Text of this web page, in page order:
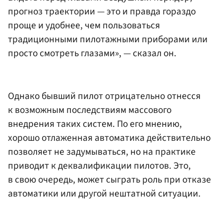
прогноз траектории — это и правда гораздо
проще и удобнее, чем пользоваться
традиционными пилотажными приборами или
просто смотреть глазами», — сказал он.
Однако бывший пилот отрицательно отнесся
к возможным последствиям массового
внедрения таких систем. По его мнению,
хорошо отлаженная автоматика действительно
позволяет не задумываться, но на практике
приводит к деквалификации пилотов. Это,
в свою очередь, может сыграть роль при отказе
автоматики или другой нештатной ситуации.